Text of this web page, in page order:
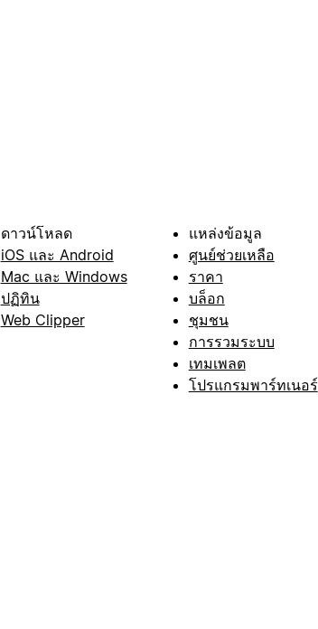
ดาวน์โหลด
iOS และ Android
Mac และ Windows
ปฏิทิน
Web Clipper
แหล่งข้อมูล
ศูนย์ช่วยเหลือ
ราคา
บล็อก
ชุมชน
การรวมระบบ
เทมเพลต
โปรแกรมพาร์ทเนอร์